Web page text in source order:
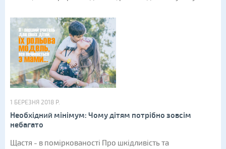
1 БЕРЕЗНЯ 2018 Р.
Необхідний мінімум: Чому дітям потрібно зовсім
небагато
Щастя - в поміркованості Про шкідливість та